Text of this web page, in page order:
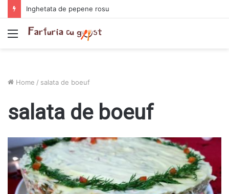
Inghetata de pepene rosu
Menu
Home / salata de boeuf
salata de boeuf